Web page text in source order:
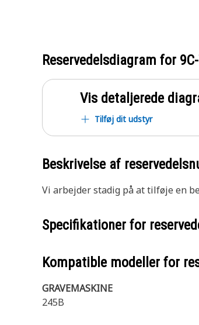
Reservedelsdiagram for
Vis detaljerede
Tilføj dit udstyr
Beskrivelse af
Vi arbejder stadig på at tilføje en
Specifikationer for
Kompatible modeller for
GRAVEMASKINE
245B